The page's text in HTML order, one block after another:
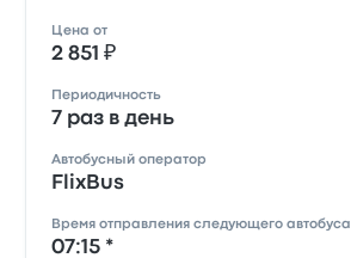
Цена от
2 851 ₽
Периодичность
7 раз в день
Автобусный оператор
FlixBus
Время отправления следующего автобуса
07:15 *